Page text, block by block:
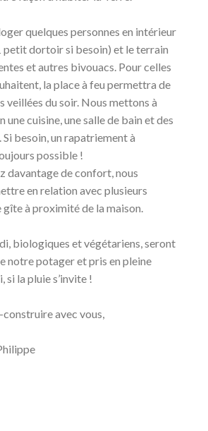
quelques personnes en intérieur
petit dortoir si besoin) et le terrain
et autres bivouacs. Pour celles
la place à feu permettra de
veillées du soir. Nous mettons à
cuisine, une salle de bain et des
besoin, un rapatriement à
possible !
davantage de confort, nous
en relation avec plusieurs
à proximité de la maison.
biologiques et végétariens, seront
notre potager et pris en pleine
si la pluie s’invite !
avec vous,